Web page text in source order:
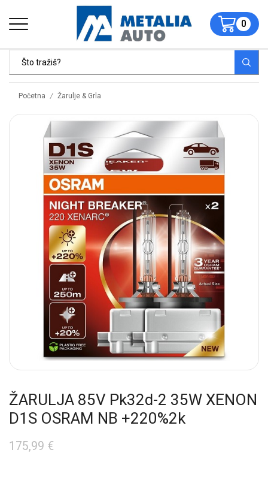
0
Početna / Žarulje & Grla
ŽARULJA 85V Pk32d-2 35W XENON
D1S OSRAM NB +220%2k
175,99 €